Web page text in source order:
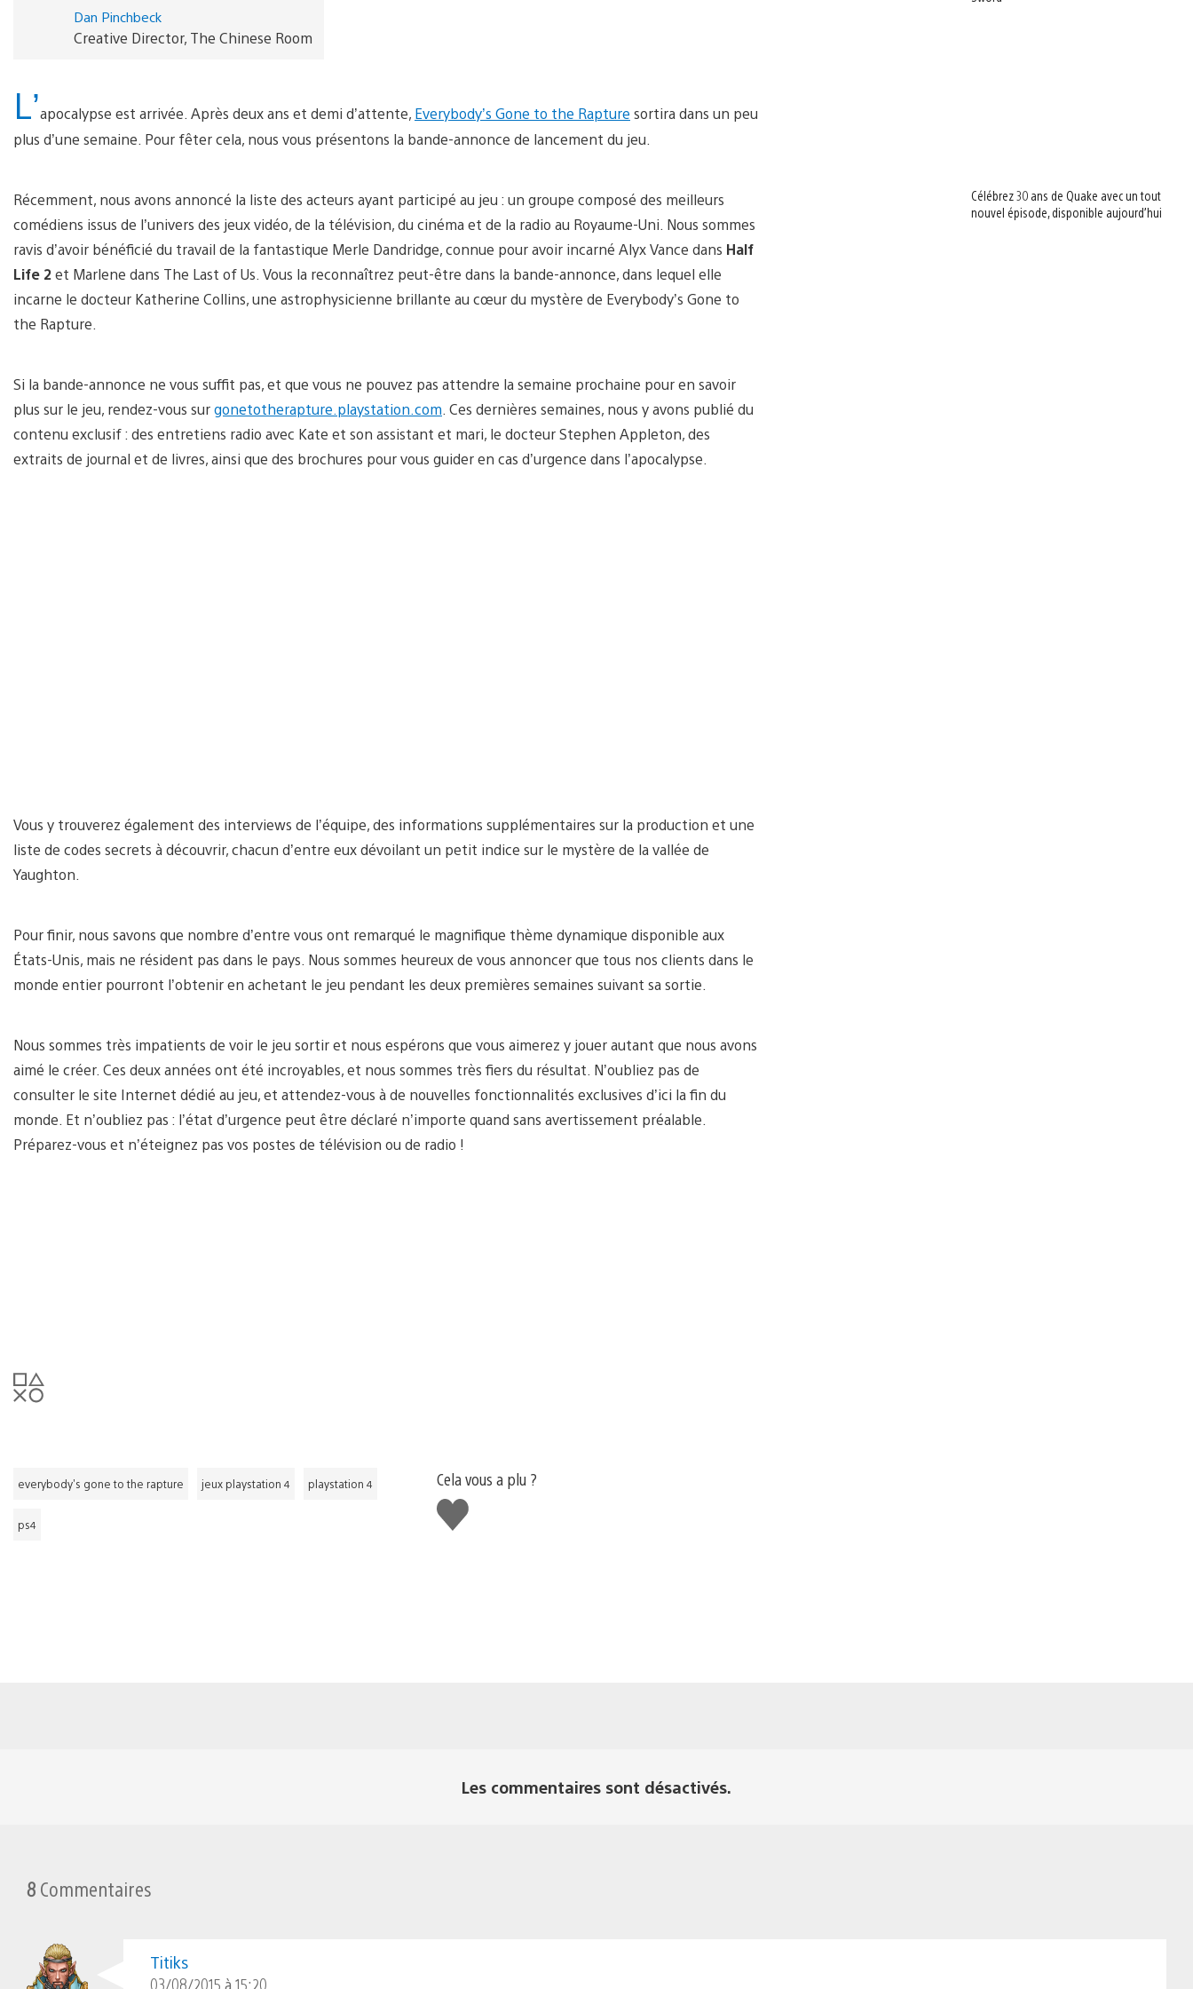
Dan Pinchbeck
Creative Director, The Chinese Room
L’apocalypse est arrivée. Après deux ans et demi d’attente, Everybody’s Gone to the Rapture sortira dans un peu
plus d’une semaine. Pour fêter cela, nous vous présentons la bande-annonce de lancement du jeu.
Récemment, nous avons annoncé la liste des acteurs ayant participé au jeu : un groupe composé des meilleurs
comédiens issus de l’univers des jeux vidéo, de la télévision, du cinéma et de la radio au Royaume-Uni. Nous sommes
ravis d’avoir bénéficié du travail de la fantastique Merle Dandridge, connue pour avoir incarné Alyx Vance dans Half
Life 2et Marlene dans The Last of Us. Vous la reconnaîtrez peut-être dans la bande-annonce, dans lequel elle
incarne le docteur Katherine Collins, une astrophysicienne brillante au cœur du mystère de Everybody’s Gone to
the Rapture.
Si la bande-annonce ne vous suffit pas, et que vous ne pouvez pas attendre la semaine prochaine pour en savoir
plus sur le jeu, rendez-vous surgonetotherapture.playstation.com . Ces dernières semaines, nous y avons publié du
contenu exclusif : des entretiens radio avec Kate et son assistant et mari, le docteur Stephen Appleton, des
extraits de journal et de livres, ainsi que des brochures pour vous guider en cas d’urgence dans l’apocalypse.
Vous y trouverez également des interviews de l’équipe, des informations supplémentaires sur la production et une
liste de codes secrets à découvrir, chacun d’entre eux dévoilant un petit indice sur le mystère de la vallée de
Yaughton.
Pour finir, nous savons que nombre d’entre vous ont remarqué le magnifique thème dynamique disponible aux
États-Unis, mais ne résident pas dans le pays. Nous sommes heureux de vous annoncer que tous nos clients dans le
monde entier pourront l’obtenir en achetant le jeu pendant les deux premières semaines suivant sa sortie.
Nous sommes très impatients de voir le jeu sortir et nous espérons que vous aimerez y jouer autant que nous avons
aimé le créer. Ces deux années ont été incroyables, et nous sommes très fiers du résultat. N’oubliez pas de
consulter le site Internet dédié au jeu, et attendez-vous à de nouvelles fonctionnalités exclusives d’ici la fin du
monde. Et n’oubliez pas : l’état d’urgence peut être déclaré n’importe quand sans avertissement préalable.
Préparez-vous et n’éteignez pas vos postes de télévision ou de radio !
everybody's gone to the rapture jeux playstation 4 playstation 4
ps4
Cela vous a plu ?
J'aime
Célébrez 30 ans de Quake avec un tout
nouvel épisode, disponible aujourd’hui
Les commentaires sont désactivés.
8 Commentaires
Titiks
03/08/2015 à 15:20